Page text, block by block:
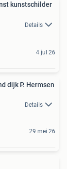
kunstschilder
Details
4 jul 26
Details
29 mei 26